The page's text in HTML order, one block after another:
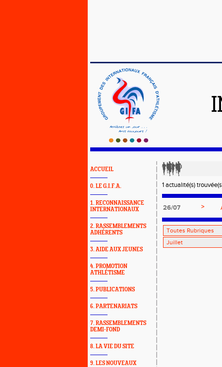
ACCUEIL
0. LE G.I.F.A.
1. RECONNAISSANCE
INTERNATIONAUX
2. RASSEMBLEMENTS
ADHÉRENTS
3. AIDE AUX JEUNES
4. PROMOTION
ATHLÉTISME
5. PUBLICATIONS
6. PARTENARIATS
7. RASSEMBLEMENTS
DEMI-FOND
8. LA VIE DU SITE
9. LES NOUVEAUX
1 actualité(s)
26/07 >